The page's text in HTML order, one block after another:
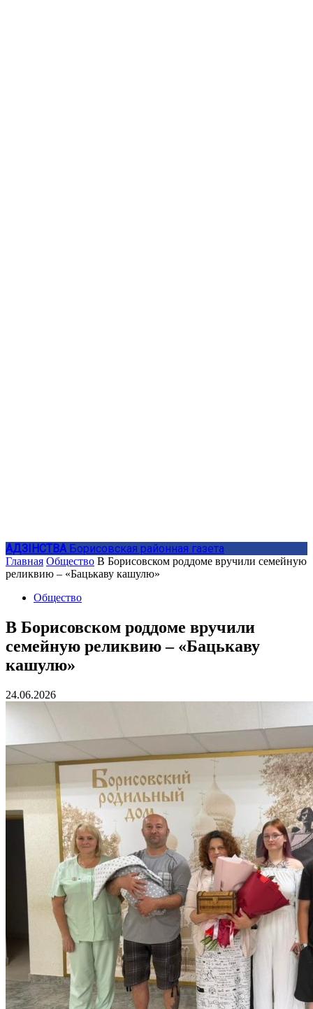
АДЗIНСТВА Борисовская районная газета
Главная Общество В Борисовском роддоме вручили семейную
реликвию – «Бацькаву кашулю»
Общество
В Борисовском роддоме вручили
семейную реликвию – «Бацькаву
кашулю»
24.06.2026